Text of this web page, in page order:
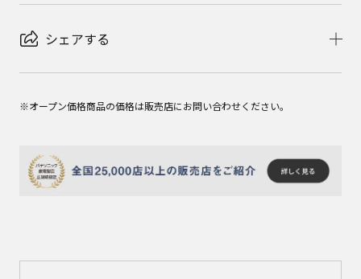
シェアする
※オープン価格商品の価格は販売店にお問い合わせください。